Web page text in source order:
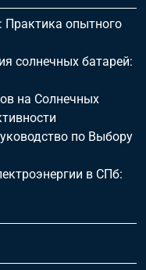
Практика опытного
солнечных батарей:
на Солнечных
по Выбору
в СПб: